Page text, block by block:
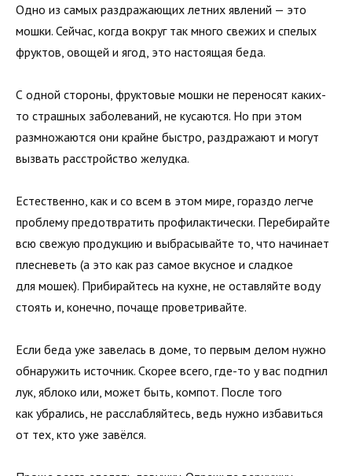
Одно из самых раздражающих летних явлений — это
мошки. Сейчас, когда вокруг так много свежих и спелых
фруктов, овощей и ягод, это настоящая беда.
С одной стороны, фруктовые мошки не переносят каких-
то страшных заболеваний, не кусаются. Но при этом
размножаются они крайне быстро, раздражают и могут
вызвать расстройство желудка.
Естественно, как и со всем в этом мире, гораздо легче
проблему предотвратить профилактически. Перебирайте
всю свежую продукцию и выбрасывайте то, что начинает
плесневеть (а это как раз самое вкусное и сладкое
для мошек). Прибирайтесь на кухне, не оставляйте воду
стоять и, конечно, почаще проветривайте.
Если беда уже завелась в доме, то первым делом нужно
обнаружить источник. Скорее всего, где-то у вас подгнил
лук, яблоко или, может быть, компот. После того
как убрались, не расслабляйтесь, ведь нужно избавиться
от тех, кто уже завёлся.